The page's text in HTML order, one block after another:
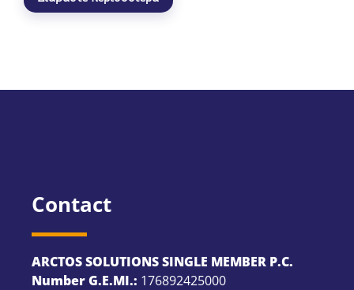
Contact
ARCTOS SOLUTIONS SINGLE MEMBER P.C.
Number G.E.MI.: 176892425000